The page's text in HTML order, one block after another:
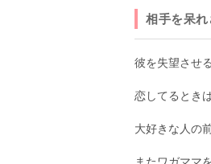
相手を呆れ
彼を失望させ
恋してるとき
大好きな人の